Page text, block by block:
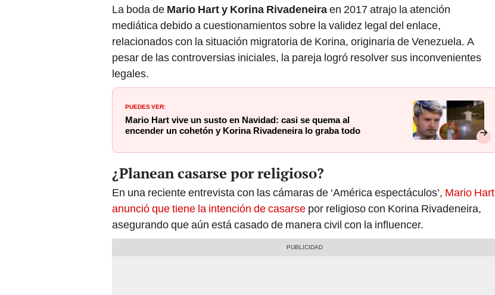
La boda de Mario Hart y Korina Rivadeneiraen 2017 atrajo la atención
mediática debido a cuestionamientos sobre la validez legal del enlace,
relacionados con la situación migratoria de Korina, originaria de Venezuela. A
pesar de las controversias iniciales, la pareja logró resolver sus inconvenientes
legales.
PUEDES VER:
Mario Hart vive un susto en Navidad: casi se quema al
encender un cohetón y Korina Rivadeneira lo graba todo
¿Planean casarse por religioso?
En una reciente entrevista con las cámaras de ‘América espectáculos’, Mario Hart
anunció que tiene la intención de casarse por religioso con Korina Rivadeneira,
asegurando que aún está casado de manera civil con la influencer.